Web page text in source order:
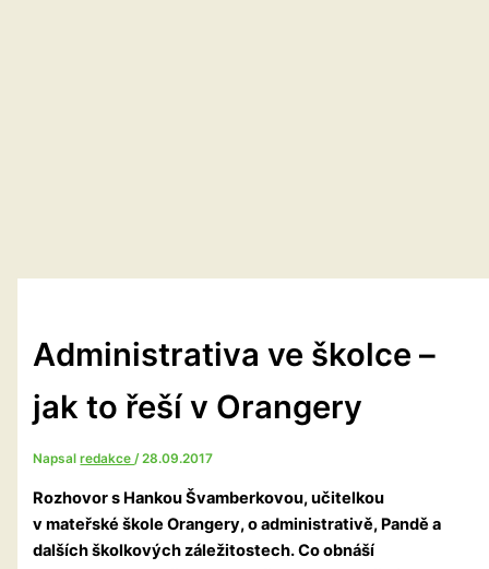
Administrativa ve školce –
jak to řeší v Orangery
Napsalredakce/28.09.2017
Rozhovor s Hankou Švamberkovou, učitelkou
v mateřské škole Orangery, o administrativě, Pandě a
dalších školkových záležitostech. Co obnáší